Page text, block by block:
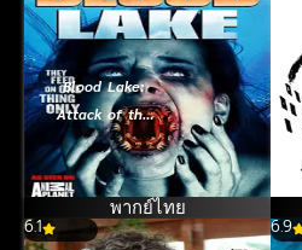
Blood Lake:
Attack of the
Killer Lampreys
(2014) พันธุ์
ประหลาดดูดเลือด
พากย์ไทย
6.1 6.9